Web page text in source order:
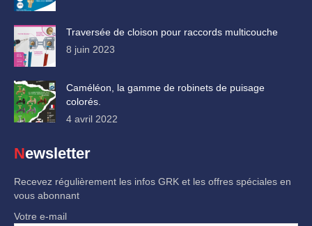
Traversée de cloison pour raccords multicouche
8 juin 2023
Caméléon, la gamme de robinets de puisage
colorés.
4 avril 2022
Newsletter
Recevez régulièrement les infos GRK et les offres spéciales en
vous abonnant
Votre e-mail